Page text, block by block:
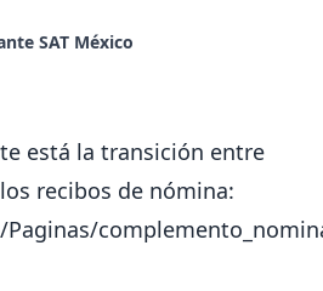
SAT México
está la transición entre
recibos de nómina: